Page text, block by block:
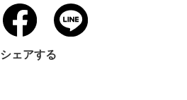
シェアする